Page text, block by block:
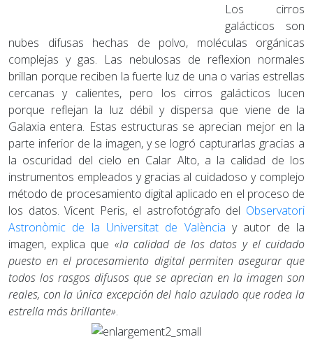
Los cirros
galácticos son
nubes difusas hechas de polvo, moléculas orgánicas
complejas y gas. Las nebulosas de reflexion normales
brillan porque reciben la fuerte luz de una o varias estrellas
cercanas y calientes, pero los cirros galácticos lucen
porque reflejan la luz débil y dispersa que viene de la
Galaxia entera. Estas estructuras se aprecian mejor en la
parte inferior de la imagen, y se logró capturarlas gracias a
la oscuridad del cielo en Calar Alto, a la calidad de los
instrumentos empleados y gracias al cuidadoso y complejo
método de procesamiento digital aplicado en el proceso de
los datos. Vicent Peris, el astrofotógrafo del Observatori
Astronòmic de la Universitat de València y autor de la
imagen, explica que «la calidad de los datos y el cuidado
puesto en el procesamiento digital permiten asegurar que
todos los rasgos difusos que se aprecian en la imagen son
reales, con la única excepción del halo azulado que rodea la
estrella más brillante».